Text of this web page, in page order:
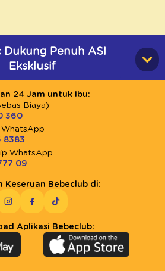
Dukung Penuh ASI
Eksklusif
24 Jam untuk Ibu:
Biaya)
360
WhatsApp
8383
WhatsApp
09
Keseruan Bebeclub di:
Aplikasi Bebeclub: